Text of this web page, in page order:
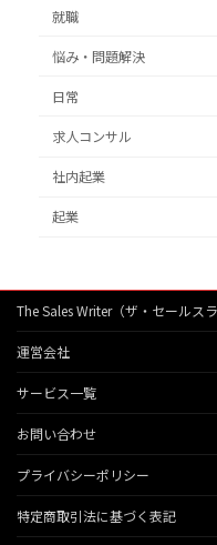
就職
悩み・問題解決
日常
求人コンサル
社内起業
起業
The Sales Writer（ザ・セールス
運営会社
サービス一覧
お問い合わせ
プライバシーポリシー
特定商取引法に基づく表記